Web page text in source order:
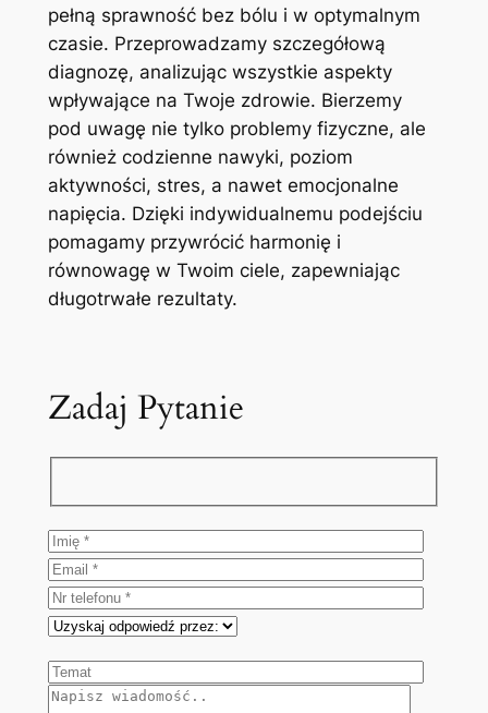
pełną sprawność bez bólu i w optymalnym
czasie. Przeprowadzamy szczegółową
diagnozę, analizując wszystkie aspekty
wpływające na Twoje zdrowie. Bierzemy
pod uwagę nie tylko problemy fizyczne, ale
również codzienne nawyki, poziom
aktywności, stres, a nawet emocjonalne
napięcia. Dzięki indywidualnemu podejściu
pomagamy przywrócić harmonię i
równowagę w Twoim ciele, zapewniając
długotrwałe rezultaty.
Zadaj Pytanie